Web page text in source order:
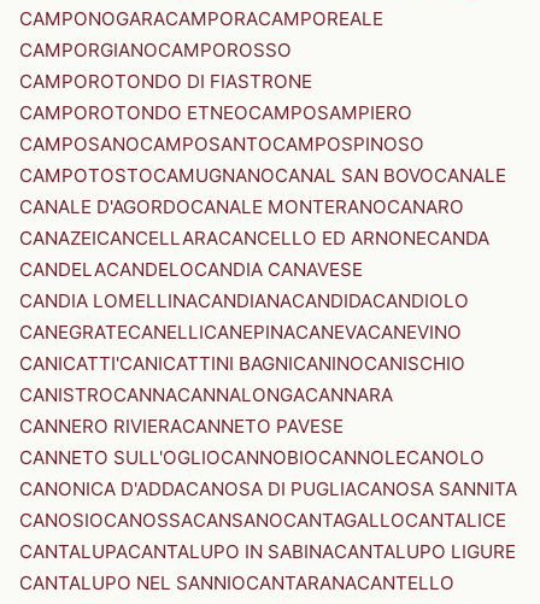
CAMPONOGARACAMPORACAMPOREALE
CAMPORGIANOCAMPOROSSO
CAMPOROTONDO DI FIASTRONE
CAMPOROTONDO ETNEOCAMPOSAMPIERO
CAMPOSANOCAMPOSANTOCAMPOSPINOSO
CAMPOTOSTOCAMUGNANOCANAL SAN BOVOCANALE
CANALE D'AGORDOCANALE MONTERANOCANARO
CANAZEICANCELLARACANCELLO ED ARNONECANDA
CANDELACANDELOCANDIA CANAVESE
CANDIA LOMELLINACANDIANACANDIDACANDIOLO
CANEGRATECANELLICANEPINACANEVACANEVINO
CANICATTI'CANICATTINI BAGNICANINOCANISCHIO
CANISTROCANNACANNALONGACANNARA
CANNERO RIVIERACANNETO PAVESE
CANNETO SULL'OGLIOCANNOBIOCANNOLECANOLO
CANONICA D'ADDACANOSA DI PUGLIACANOSA SANNITA
CANOSIOCANOSSACANSANOCANTAGALLOCANTALICE
CANTALUPACANTALUPO IN SABINACANTALUPO LIGURE
CANTALUPO NEL SANNIOCANTARANACANTELLO